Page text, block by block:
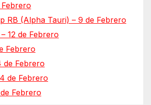
RB (Alpha Tauri) – 9 de Febrero
12 de Febrero
Febrero
de Febrero
de Febrero
Febrero